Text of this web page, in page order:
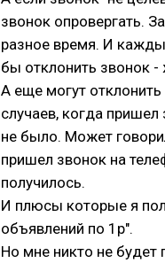
звонок опровергать.
разное время. И
бы отклонить звонок -
А еще могут
случаев, когда
не было. Может
пришел звонок на
получилось.
И плюсы которые я
объявлений по 1р".
Но мне никто не будет